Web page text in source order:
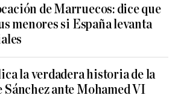
de Marruecos: dice que
menores si España levanta
la verdadera historia de la
ante Mohamed VI